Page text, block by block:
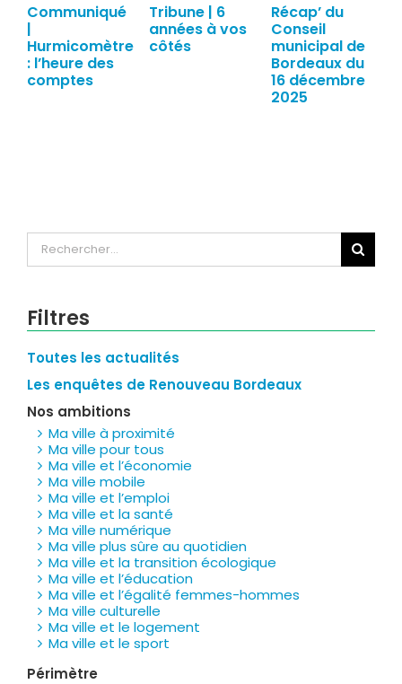
Communiqué
|
Hurmicomètre
: l’heure des
comptes
Tribune | 6
années à vos
côtés
Récap’ du
Conseil
municipal de
Bordeaux du
16 décembre
2025
Rechercher:
Filtres
Toutes les actualités
Les enquêtes de Renouveau Bordeaux
Nos ambitions
Ma ville à proximité
Ma ville pour tous
Ma ville et l’économie
Ma ville mobile
Ma ville et l’emploi
Ma ville et la santé
Ma ville numérique
Ma ville plus sûre au quotidien
Ma ville et la transition écologique
Ma ville et l’éducation
Ma ville et l’égalité femmes-hommes
Ma ville culturelle
Ma ville et le logement
Ma ville et le sport
Périmètre